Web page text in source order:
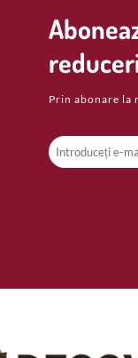
Prin abonare la